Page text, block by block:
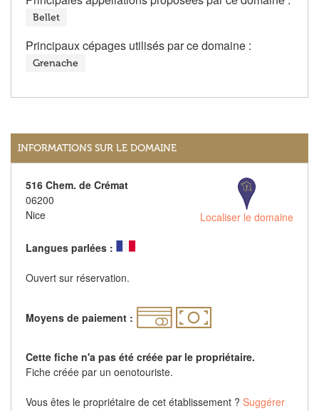
Bellet
Principaux cépages utilisés par ce domaine :
Grenache
INFORMATIONS SUR LE DOMAINE
516 Chem. de Crémat
06200
Nice
Localiser le domaine
Langues parlées :
Ouvert sur réservation.
Moyens de paiement :
Cette fiche n'a pas été créée par le propriétaire.
Fiche créée par un oenotouriste.
Vous êtes le propriétaire de cet établissement ? Suggérer